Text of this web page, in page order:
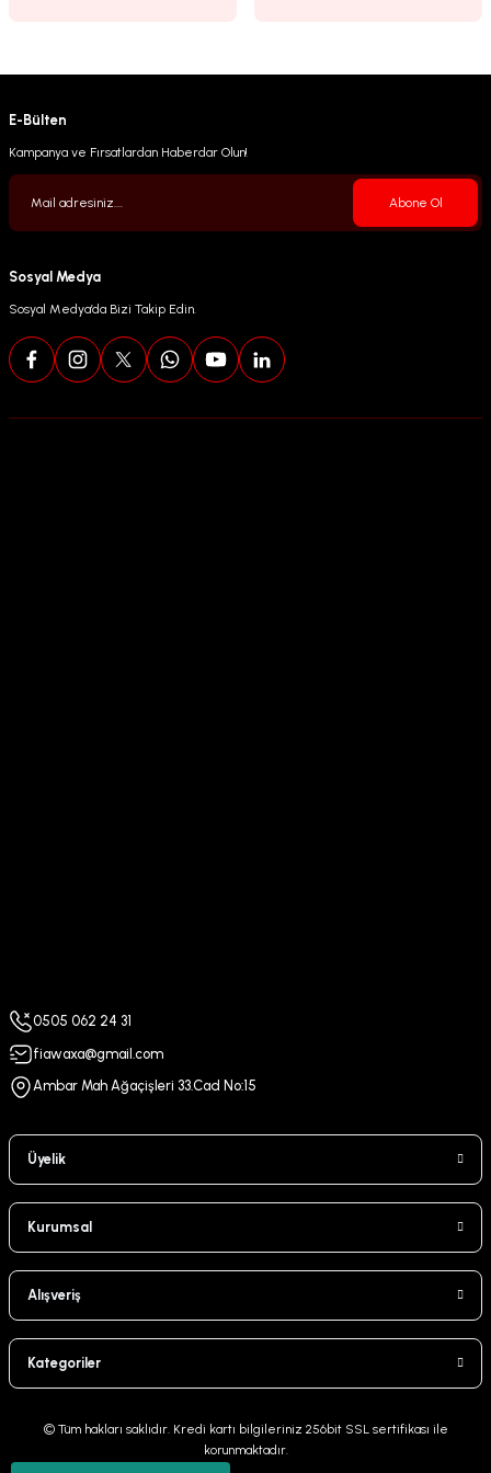
E-Bülten
Kampanya ve Fırsatlardan Haberdar Olun!
Abone Ol
Sosyal Medya
Sosyal Medya’da Bizi Takip Edin.
0505 062 24 31
fiawaxa@gmail.com
Ambar Mah Ağaçişleri 33.Cad No:15
Üyelik
Kurumsal
Alışveriş
Kategoriler
© Tüm hakları saklıdır. Kredi kartı bilgileriniz 256bit SSL sertifikası ile
korunmaktadır.